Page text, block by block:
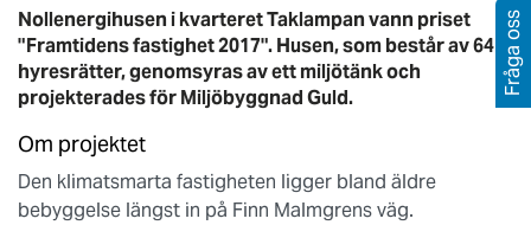
Nollenergihusen i kvarteret Taklampan vann priset
"Framtidens fastighet 2017". Husen, som består av 64
hyresrätter, genomsyras av ett miljötänk och
projekterades för Miljöbyggnad Guld.
Om projektet
Den klimatsmarta fastigheten ligger bland äldre
bebyggelse längst in på Finn Malmgrens väg.
Fråga oss